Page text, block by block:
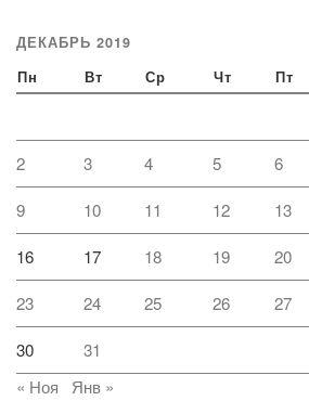
ДЕКАБРЬ 2019
Пн Вт Ср Чт Пт
2 3 4 5 6
9 10 11 12 13
16 17 18 19 20
23 24 25 26 27
30
31
« Ноя
Янв »